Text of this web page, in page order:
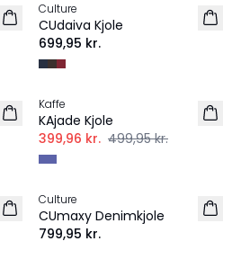
NYHED
Culture
CUdaiva Kjole
699,95 kr.
-20%
Kaffe
KAjade Kjole
399,96 kr. 499,95 kr.
NYHED
Culture
CUmaxy Denimkjole
799,95 kr.